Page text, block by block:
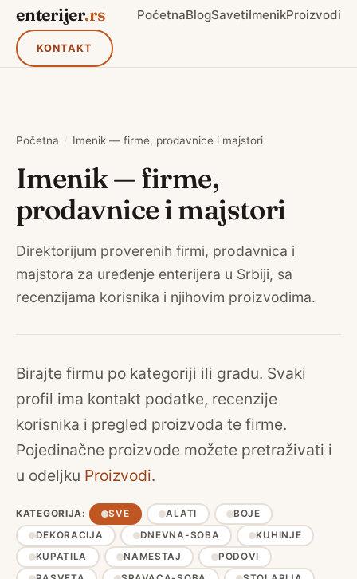
enterijer.rs PočetnaBlogSavetiImenikProizvodi
KONTAKT
Početna / Imenik — firme, prodavnice i majstori
Imenik — firme,
prodavnice i majstori
Direktorijum proverenih firmi, prodavnica i
majstora za uređenje enterijera u Srbiji, sa
recenzijama korisnika i njihovim proizvodima.
Birajte firmu po kategoriji ili gradu. Svaki
profil ima kontakt podatke, recenzije
korisnika i pregled proizvoda te firme.
Pojedinačne proizvode možete pretraživati i
u odeljku Proizvodi.
KATEGORIJA: SVE ALATI
BOJE
DEKORACIJA
DNEVNA-SOBA
KUHINJE
KUPATILA
NAMESTAJ
PODOVI